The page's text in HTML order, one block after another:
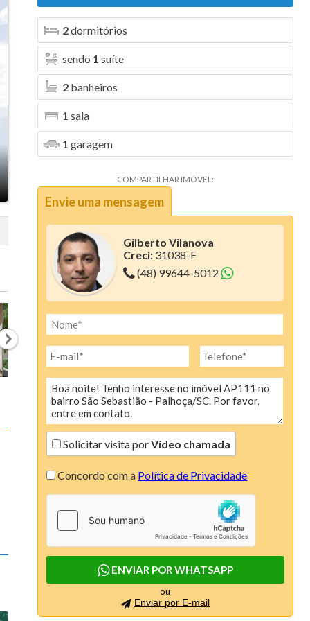
Aura (1)
Blanc Residence (2)
Bosque da Pedra (6)
Bosque dos Girassóis (1)
Bristol Residence (2)
Camboriú Boulevard (2)
Canvas Residence (7)
Centro Comercial Santo Antonio (1)
Ciano Residence (3)
Colina de São Pedro (6)
Condomínio Linea (1)
Condomínio Moradas do Luar (1)
Condomínio Porto Biguaçú (1)
Connect (4)
Continente Europeu (4)
Dolce Vitta (3)
Due Mari Risidenza (4)
Edify One (3)
2dormitórios
sendo 1 suíte
2 banheiros
1 sala
1 garagem
COMPARTILHAR IMÓVEL:
Envie uma mensagem
Gilberto Vilanova
Creci:31038-F
(48) 99644-5012
Solicitar visita porVídeo chamada
Concordo com a Política de Privacidade
ENVIAR POR WHATSAPP
ou
Enviar por E-mail